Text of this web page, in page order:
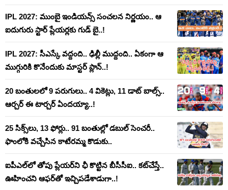
IPL 2027: ముంబై ఇండియన్స్ సంచలన నిర్ణయం.. ఆ
ఐదుగురు స్టార్ ప్లేయర్లకు గుడ్ బై..!
IPL 2027: సీఎస్కే వద్దంది.. ఢిల్లీ ముద్దంది.. ఏకంగా ఆ
ముగ్గురికి కొనేందుకు మాస్టర్ ప్లాన్..!
20 బంతులలో 9 పరుగులు.. 4 వికెట్లు, 11 డాట్ బాల్స్..
ఆర్చర్ ఈ టార్చర్ ఏందయ్యా..!
25 సిక్స్‌లు, 13 ఫోర్లు.. 91 బంతుల్లో డబుల్ సెంచరీ..
ఫాంలోకి వచ్చేసిన కాటేరమ్మ కొడుకు..
ఐపీఎల్‌లో తోపు ప్లేయర్‌ని ఛీ కొట్టిన బీసీసీఐ.. కట్‌చేస్తే..
ఊహించని ఆఫర్‌తో ఇచ్చిపడేశాడుగా..!